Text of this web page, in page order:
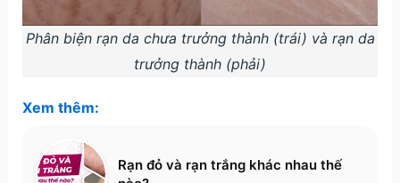
Phân biện rạn da chưa trưởng thành (trái) và rạn da
trưởng thành (phải)
Xem thêm:
Rạn đỏ và rạn trắng khác nhau thế